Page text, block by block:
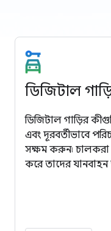
ডিজিটাল
ডিজিটাল গাড়ির
এবং দূরবর্তীভাবে
সক্ষম করুন৷ চালকরা
করে তাদের